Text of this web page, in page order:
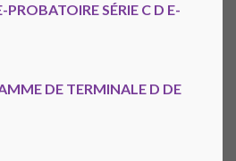
PROBATOIRE SÉRIE C D E-
DE TERMINALE D DE